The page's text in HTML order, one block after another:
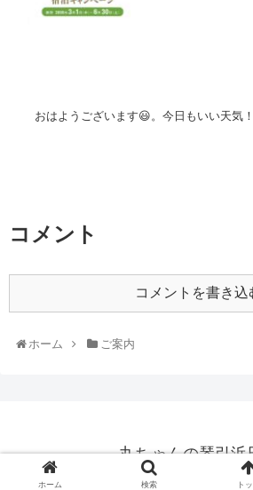
おはようございます😃。今日もいい天気！
コメント
コメントを書き込
ホーム ご案内
丸ちゃんの琴引浜
© 2014 丸ちゃんの琴引
ホーム 検索 ト